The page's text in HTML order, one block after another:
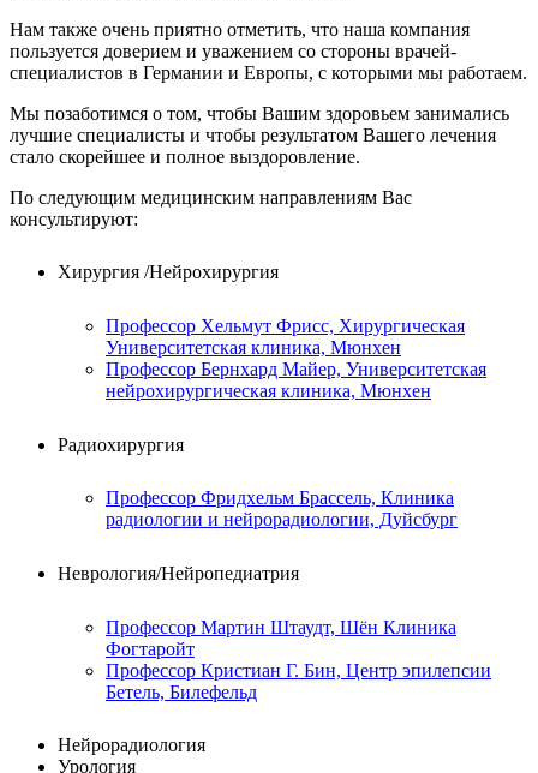
Нам также очень приятно отметить, что наша компания
пользуется доверием и уважением со стороны врачей-
специалистов в Германии и Европы, с которыми мы работаем.
Мы позаботимся о том, чтобы Вашим здоровьем занимались
лучшие специалисты и чтобы результатом Вашего лечения
стало скорейшее и полное выздоровление.
По следующим медицинским направлениям Вас
консультируют:
Хирургия /Нейрохирургия
Профессор Хельмут Фрисс, Хирургическая
Университетская клиника, Мюнхен
Профессор Бернхард Майер, Университетская
нейрохирургическая клиника, Мюнхен
Радиохирургия
Профессор Фридхельм Брассель, Клиника
радиологии и нейрорадиологии, Дуйсбург
Неврология/Нейропедиатрия
Профессор Мартин Штаудт, Шён Клиника
Фогтаройт
Профессор Кристиан Г. Бин, Центр эпилепсии
Бетель, Билефельд
Нейрорадиология
Урология